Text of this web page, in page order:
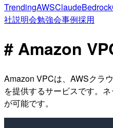
TrendingAWSClaudeBedrock
社説明会勉強会事例採用
# Amazon
Amazon VPCは、AWSクラ
を提供するサービスです。
が可能です。